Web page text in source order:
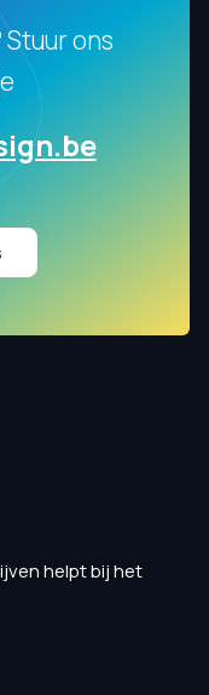
ons
helpt bij het